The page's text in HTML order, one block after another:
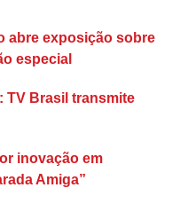
abre exposição sobre
especial
TV Brasil transmite
inovação em
Amiga”